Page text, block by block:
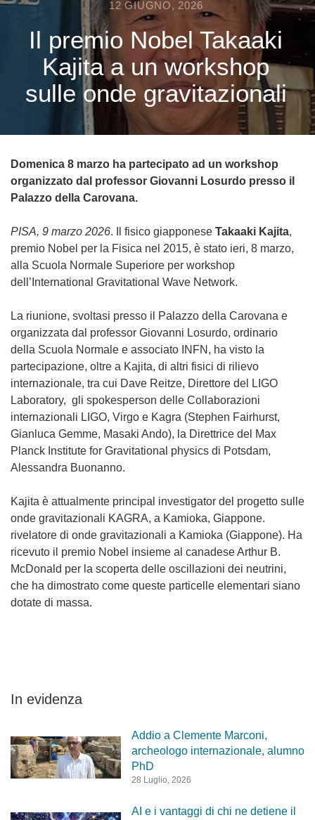
12 GIUGNO, 2026
Il premio Nobel Takaaki
Kajita a un workshop
sulle onde gravitazionali
Domenica 8 marzo ha partecipato ad un workshop
organizzato dal professor Giovanni Losurdo presso il
Palazzo della Carovana.
PISA, 9 marzo 2026. Il fisico giapponese Takaaki Kajita,
premio Nobel per la Fisica nel 2015, è stato ieri, 8 marzo,
alla Scuola Normale Superiore per workshop
dell’International Gravitational Wave Network.
La riunione, svoltasi presso il Palazzo della Carovana e
organizzata dal professor Giovanni Losurdo, ordinario
della Scuola Normale e associato INFN, ha visto la
partecipazione, oltre a Kajita, di altri fisici di rilievo
internazionale, tra cui Dave Reitze, Direttore del LIGO
Laboratory, gli spokesperson delle Collaborazioni
internazionali LIGO, Virgo e Kagra (Stephen Fairhurst,
Gianluca Gemme, Masaki Ando), la Direttrice del Max
Planck Institute for Gravitational physics di Potsdam,
Alessandra Buonanno.
Kajita è attualmente principal investigator del progetto sulle
onde gravitazionali KAGRA, a Kamioka, Giappone.
rivelatore di onde gravitazionali a Kamioka (Giappone). Ha
ricevuto il premio Nobel insieme al canadese Arthur B.
McDonald per la scoperta delle oscillazioni dei neutrini,
che ha dimostrato come queste particelle elementari siano
dotate di massa.
In evidenza
Addio a Clemente Marconi,
archeologo internazionale, alumno
PhD
28 Luglio, 2026
AI e i vantaggi di chi ne detiene il